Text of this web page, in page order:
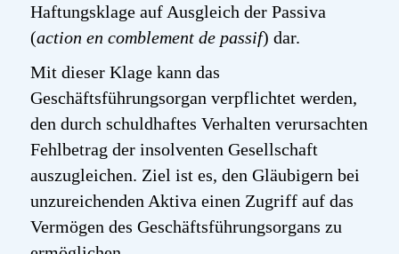
Haftungsklage auf Ausgleich der Passiva
(action en comblement de passif) dar.
Mit dieser Klage kann das
Geschäftsführungsorgan verpflichtet werden,
den durch schuldhaftes Verhalten verursachten
Fehlbetrag der insolventen Gesellschaft
auszugleichen. Ziel ist es, den Gläubigern bei
unzureichenden Aktiva einen Zugriff auf das
Vermögen des Geschäftsführungsorgans zu